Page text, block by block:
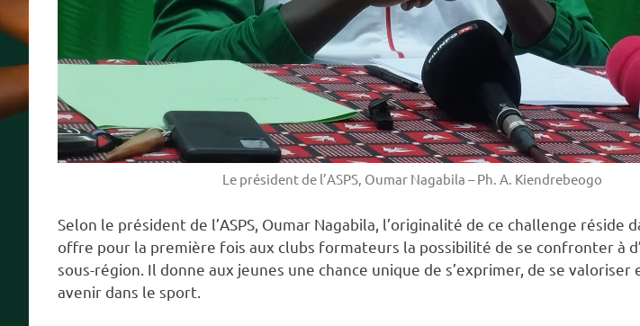
Le président de l’ASPS, Oumar Nagabila – Ph. A. Kiendrebeogo
Selon le président de l’ASPS, Oumar Nagabila, l’originalité de ce challenge réside
offre pour la première fois aux clubs formateurs la possibilité de se confronter à
sous-région. Il donne aux jeunes une chance unique de s’exprimer, de se valoriser
avenir dans le sport.